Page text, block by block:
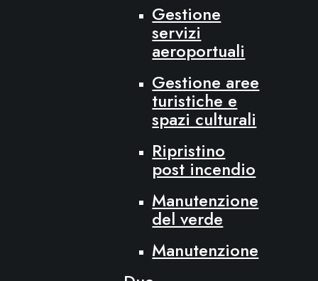
Gestione
servizi
aeroportuali
Gestione aree
turistiche e
spazi culturali
Ripristino
post incendio
Manutenzione
del verde
Manutenzione